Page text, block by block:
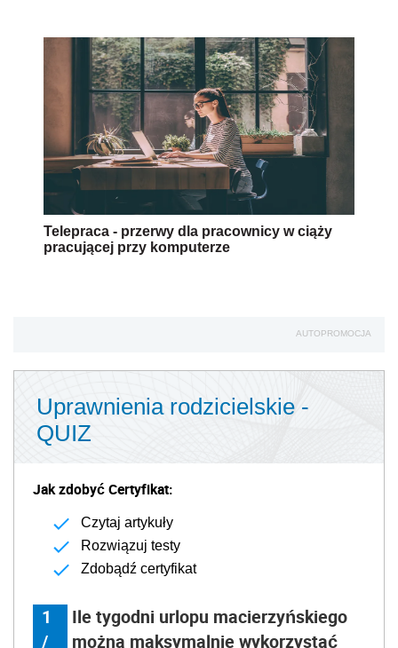
Telepraca - przerwy dla pracownicy w ciąży
pracującej przy komputerze
AUTOPROMOCJA
Uprawnienia rodzicielskie -
QUIZ
Jak zdobyć Certyfikat:
Czytaj artykuły
Rozwiązuj testy
Zdobądź certyfikat
1
/
Ile tygodni urlopu macierzyńskiego
można maksymalnie wykorzystać